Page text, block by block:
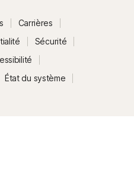
Carrières
Sécurité
État du système